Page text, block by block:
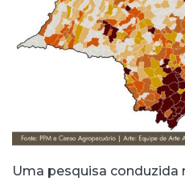
Uma pesquisa conduzida